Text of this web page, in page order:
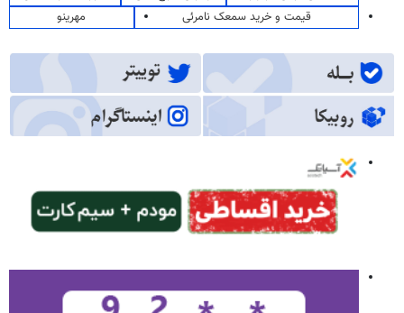
قیمت و خرید سمعک نامرئی
مهرینو